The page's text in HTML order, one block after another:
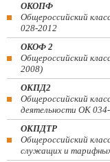
ОКОПФ
Общероссийский
028-2012
ОКОФ 2
Общероссийский
2008)
ОКПД2
Общероссийский
деятельности ОК
ОКПДТР
Общероссийский
служащих и